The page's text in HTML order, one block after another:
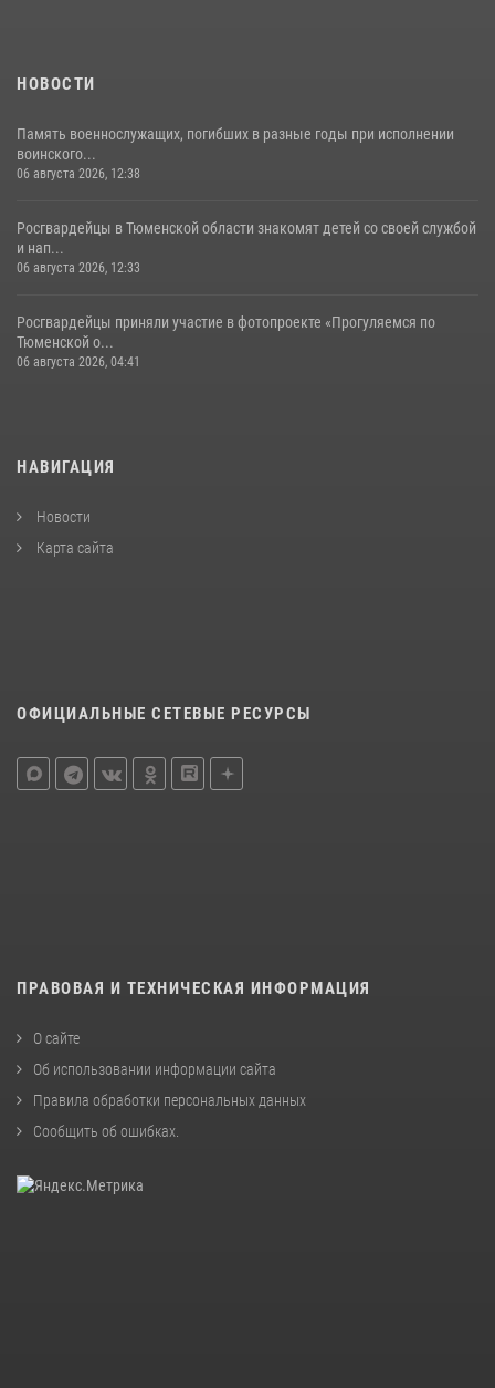
НОВОСТИ
Память военнослужащих, погибших в разные годы при исполнении
воинского...
06 августа 2026, 12:38
Росгвардейцы в Тюменской области знакомят детей со своей службой
и нап...
06 августа 2026, 12:33
Росгвардейцы приняли участие в фотопроекте «Прогуляемся по
Тюменской о...
06 августа 2026, 04:41
НАВИГАЦИЯ
Новости
Карта сайта
ОФИЦИАЛЬНЫЕ СЕТЕВЫЕ РЕСУРСЫ
ПРАВОВАЯ И ТЕХНИЧЕСКАЯ ИНФОРМАЦИЯ
О сайте
Об использовании информации сайта
Правила обработки персональных данных
Сообщить об ошибках